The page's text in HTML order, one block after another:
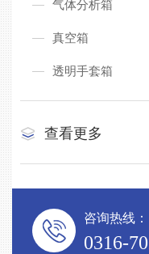
气体分析箱
真空箱
透明手套箱
查看更多
咨询热线：
0316-